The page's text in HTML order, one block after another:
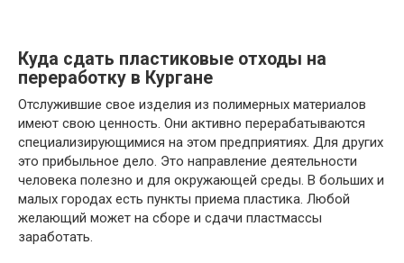
Куда сдать пластиковые отходы на
переработку в Кургане
Отслужившие свое изделия из полимерных материалов
имеют свою ценность. Они активно перерабатываются
специализирующимися на этом предприятиях. Для других
это прибыльное дело. Это направление деятельности
человека полезно и для окружающей среды. В больших и
малых городах есть пункты приема пластика. Любой
желающий может на сборе и сдачи пластмассы
заработать.